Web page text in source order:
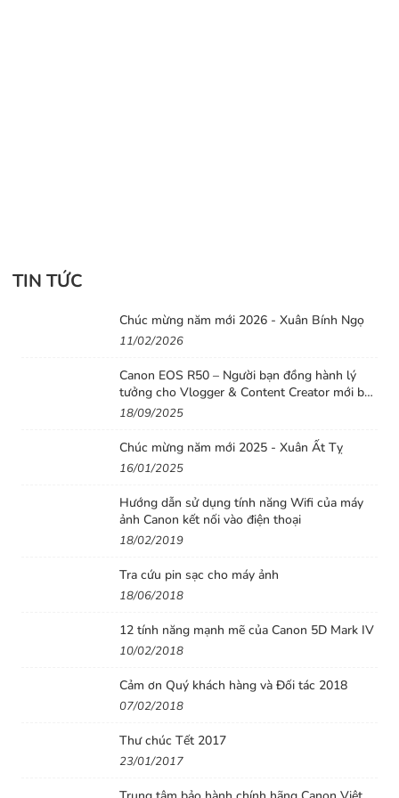
Thân ống kính được trang bị với các roan cao su xung
Filter đầu có kích thước lớn 82mm và ngàm được làm
bằng đồng chắc chắn.
TIN TỨC
Chúc mừng năm mới 2026 - Xuân Bính Ngọ
11/02/2026
Canon EOS R50 – Người bạn đồng hành lý
tưởng cho Vlogger & Content Creator mới bắt
đầu
18/09/2025
Chúc mừng năm mới 2025 - Xuân Ất Tỵ
16/01/2025
Hướng dẫn sử dụng tính năng Wifi của máy
ảnh Canon kết nối vào điện thoại
18/02/2019
Tra cứu pin sạc cho máy ảnh
18/06/2018
12 tính năng mạnh mẽ của Canon 5D Mark IV
10/02/2018
Cảm ơn Quý khách hàng và Đối tác 2018
07/02/2018
Thư chúc Tết 2017
23/01/2017